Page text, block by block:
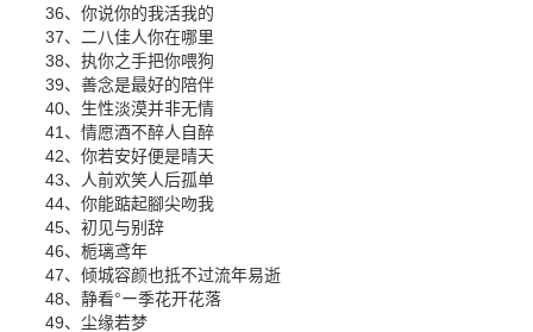
36、你说你的我活我的
37、二八佳人你在哪里
38、执你之手把你喂狗
39、善念是最好的陪伴
40、生性淡漠并非无情
41、情愿酒不醉人自醉
42、你若安好便是晴天
43、人前欢笑人后孤单
44、你能踮起腳尖吻我
45、初见与别辞
46、栀璃鸢年
47、倾城容颜也抵不过流年易逝
48、静看°ー季花开花落
49、尘缘若梦